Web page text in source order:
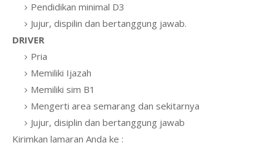
Pendidikan minimal D3
Jujur, dispilin dan bertanggung jawab.
DRIVER
Pria
Memiliki Ijazah
Memiliki sim B1
Mengerti area semarang dan sekitarnya
Jujur, disiplin dan bertanggung jawab
Kirimkan lamaran Anda ke :